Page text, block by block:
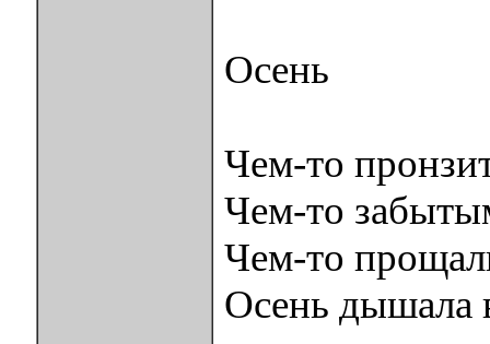
Осень
Чем-то
Чем-то
Чем-то
Осень дышала